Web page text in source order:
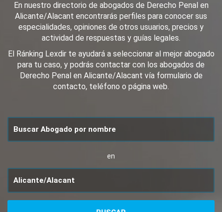
En nuestro directorio de abogados de Derecho Penal en
Alicante/Alacant encontrarás perfiles para conocer sus
especialidades, opiniones de otros usuarios, precios y
actividad de respuestas y guías legales.
El Ránking Lexdir te ayudará a seleccionar al mejor abogado
para tu caso, y podrás contactar con los abogados de
Derecho Penal en Alicante/Alacant vía formulario de
contacto, teléfono o página web.
en